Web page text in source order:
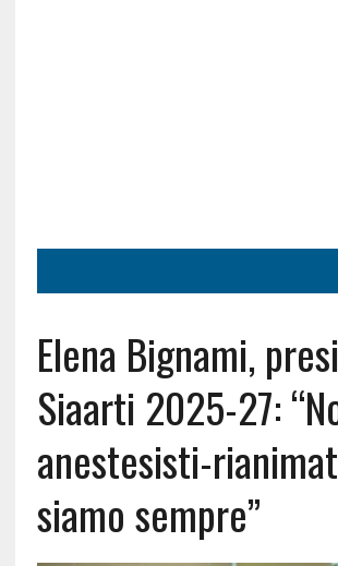
Elena Bignami,
Siaarti 2025-27:
anestesisti-
siamo sempre”